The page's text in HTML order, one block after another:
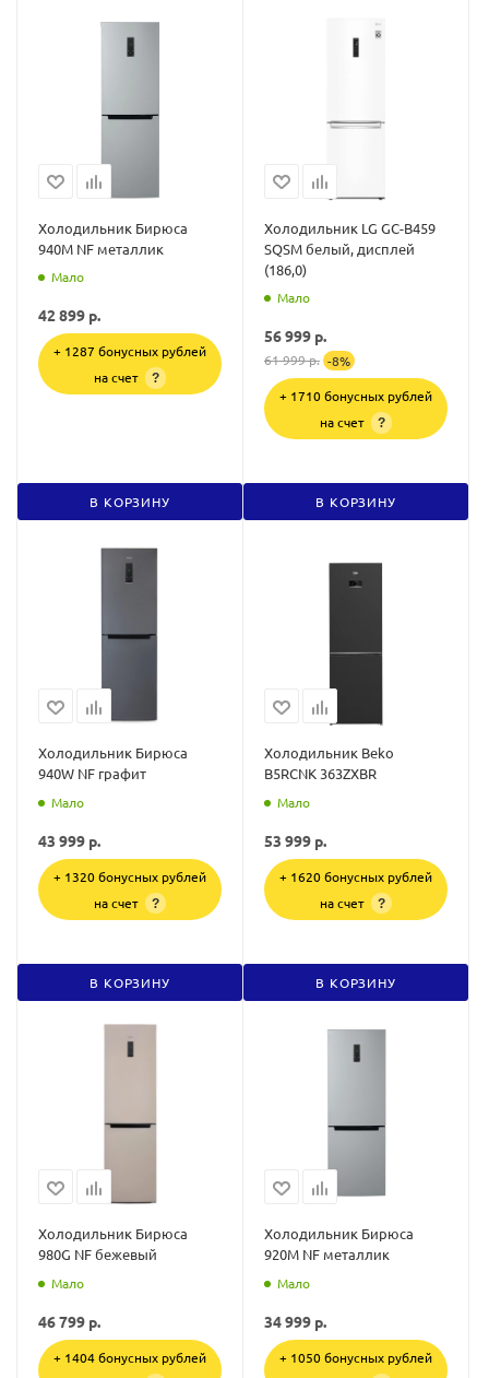
Холодильник Бирюса
940M NF металлик
Мало
42 899 р.
+ 1287 бонусных рублей
на счет
?
В КОРЗИНУ
Холодильник LG GC-B459
SQSM белый, дисплей
(186,0)
Мало
56 999 р.
61 999р. -8%
+ 1710 бонусных рублей
на счет
?
В КОРЗИНУ
Холодильник Бирюса
940W NF графит
Мало
43 999 р.
+ 1320 бонусных рублей
на счет
?
В КОРЗИНУ
Холодильник Beko
B5RCNK 363ZXBR
Мало
53 999 р.
+ 1620 бонусных рублей
на счет
?
В КОРЗИНУ
Холодильник Бирюса
980G NF бежевый
Мало
46 799 р.
+ 1404 бонусных рублей
Холодильник Бирюса
920M NF металлик
Мало
34 999 р.
+ 1050 бонусных рублей